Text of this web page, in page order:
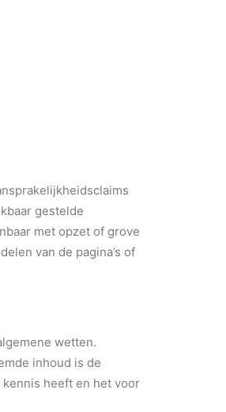
gestelde
met opzet of grove
van de pagina’s of
wetten.
inhoud is de
heeft en het voor